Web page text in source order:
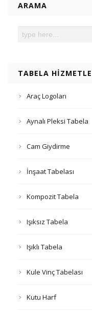
ARAMA
TABELA
Araç Logoları
Aynalı Pleksi Tabela
Cam Giydirme
İnşaat Tabelası
Kompozit Tabela
Işıksız Tabela
Işıklı Tabela
Kule Vinç Tabelası
Kutu Harf